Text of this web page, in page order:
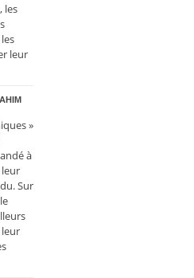
les
leur
»
à
Sur
leur